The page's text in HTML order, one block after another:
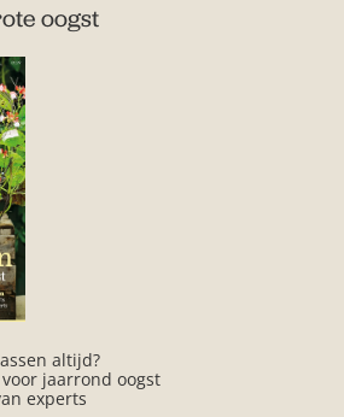
oogst
altijd?
jaarrond oogst
experts